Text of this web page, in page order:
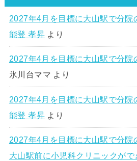
2027年4月を目標に大山駅で分院
能登 孝昇より
2027年4月を目標に大山駅で分院
氷川台ママ より
2027年4月を目標に大山駅で分院
能登 孝昇より
2027年4月を目標に大山駅で分院
大山駅前に小児科クリニックが